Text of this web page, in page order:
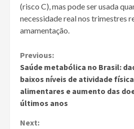
(risco C), mas pode ser usada
necessidade real nos trimestres
amamentação.
Continue
Reading
Previous:
Saúde metabólica no Brasil:
baixos níveis de atividade
alimentares e aumento das
últimos anos
Next: